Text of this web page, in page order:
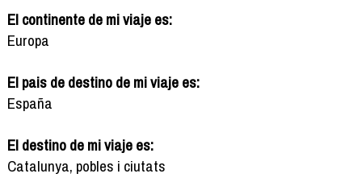
El continente de mi viaje es:
Europa
El pais de destino de mi viaje es:
España
El destino de mi viaje es:
Catalunya, pobles i ciutats